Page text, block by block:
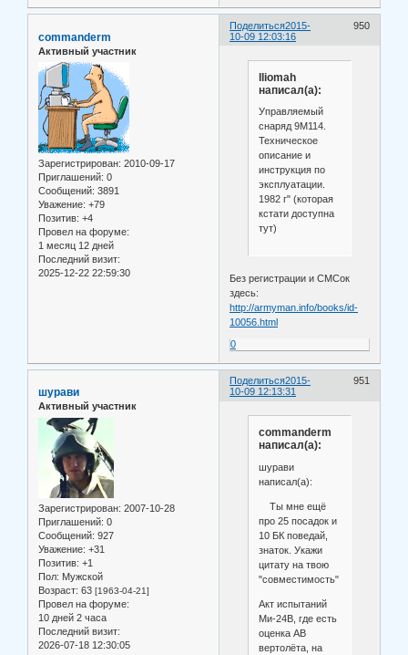
Поделиться 950
2015-
10-09 12:03:16
commanderm
Активный участник
Зарегистрирован: 2010-09-17
Приглашений: 0
Сообщений: 3891
Уважение: +79
Позитив: +4
Провел на форуме:
1 месяц 12 дней
Последний визит:
2025-12-22 22:59:30
lliomah
написал(а):
Управляемый
снаряд 9М114.
Техническое
описание и
инструкция по
эксплуатации.
1982 г" (которая
кстати доступна
тут)
Без регистрации и СМСок
здесь:
http://armyman.info/books/id-
10056.html
0
Поделиться 951
2015-
10-09 12:13:31
шурави
Активный участник
Зарегистрирован: 2007-10-28
Приглашений: 0
Сообщений: 927
Уважение: +31
Позитив: +1
Пол: Мужской
Возраст: 63 [1963-04-21]
Провел на форуме:
10 дней 2 часа
Последний визит:
2026-07-18 12:30:05
commanderm
написал(а):
шурави
написал(а):
Ты мне ещё
про 25 посадок и
10 БК поведай,
знаток. Укажи
цитату на твою
"совместимость"
Акт испытаний
Ми-24В, где есть
оценка АВ
вертолёта, на